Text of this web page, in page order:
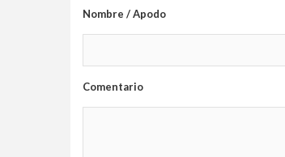
Nombre / Apodo
Comentario